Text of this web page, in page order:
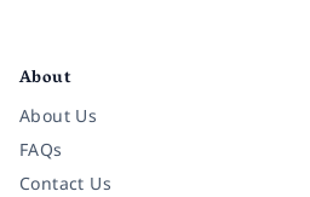
About
About Us
FAQs
Contact Us